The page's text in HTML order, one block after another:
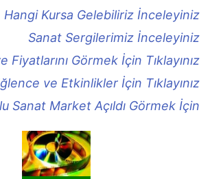
Hangi Kursa Gelebiliriz İnceleyiniz
Sanat Sergilerimiz İnceleyiniz
Fiyatlarını Görmek İçin Tıklayınız
ve Etkinlikler İçin Tıklayınız
Sanat Market Açıldı Görmek İçin